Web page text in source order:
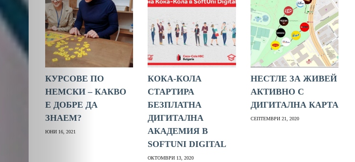
КУРСОВЕ ПО
НЕМСКИ – КАКВО
Е ДОБРЕ ДА
ЗНАЕМ?
ЮНИ 16, 2021
КОКА-КОЛА
СТАРТИРА
БЕЗПЛАТНА
ДИГИТАЛНА
АКАДЕМИЯ В
SOFTUNI DIGITAL
ОКТОМВРИ 13, 2020
НЕСТЛЕ ЗА ЖИВЕЙ
АКТИВНО С
ДИГИТАЛНА КАРТА
СЕПТЕМВРИ 21, 2020